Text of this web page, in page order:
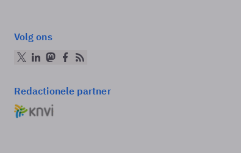
Volg ons
Redactionele partner